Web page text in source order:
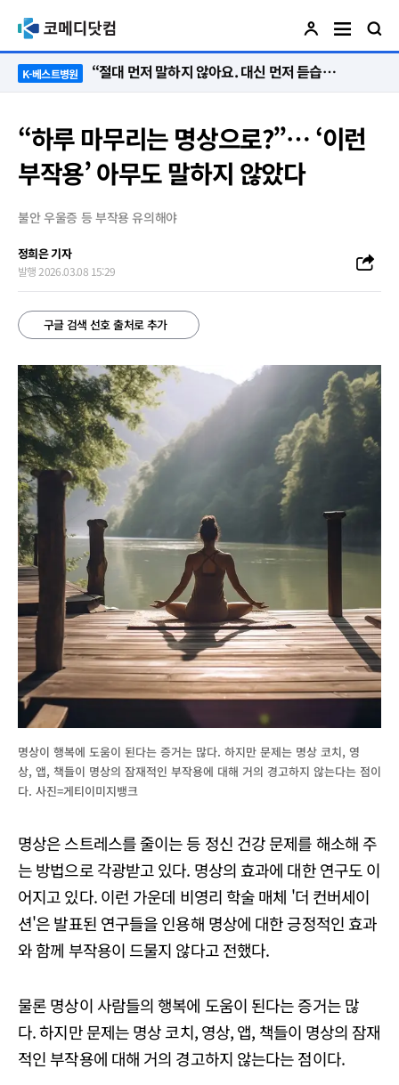
K-베스트병원 “절대 먼저 말하지 않아요. 대신 먼저 듣습니다”
“하루 마무리는 명상으로?”… ‘이런
부작용’ 아무도 말하지 않았다
불안 우울증 등 부작용 유의해야
정희은 기자
발행 2026.03.08 15:29
구글 검색 선호 출처로 추가
명상이 행복에 도움이 된다는 증거는 많다. 하지만 문제는 명상 코치, 영
상, 앱, 책들이 명상의 잠재적인 부작용에 대해 거의 경고하지 않는다는 점이
다. 사진=게티이미지뱅크
명상은 스트레스를 줄이는 등 정신 건강 문제를 해소해 주
는 방법으로 각광받고 있다. 명상의 효과에 대한 연구도 이
어지고 있다. 이런 가운데 비영리 학술 매체 '더 컨버세이
션'은 발표된 연구들을 인용해 명상에 대한 긍정적인 효과
와 함께 부작용이 드물지 않다고 전했다.
물론 명상이 사람들의 행복에 도움이 된다는 증거는 많
다. 하지만 문제는 명상 코치, 영상, 앱, 책들이 명상의 잠재
적인 부작용에 대해 거의 경고하지 않는다는 점이다.